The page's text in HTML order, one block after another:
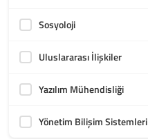
Sosyoloji
Uluslararası İlişkiler
Yazılım Mühendisliği
Yönetim Bilişim Sistemleri